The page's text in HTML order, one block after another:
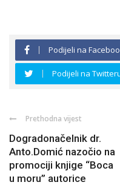
Podijeli na
Podijeli na
Prethodna vijest
Dogradonačelnik dr.
Anto.Domić nazočio na
promociji knjige “Boca
u moru” autorice